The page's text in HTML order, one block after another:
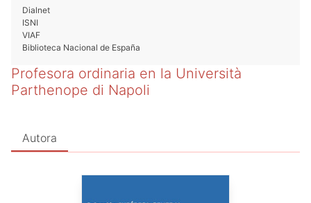
Dialnet
ISNI
VIAF
Biblioteca Nacional de España
Profesora ordinaria en la Università
Parthenope di Napoli
Autora